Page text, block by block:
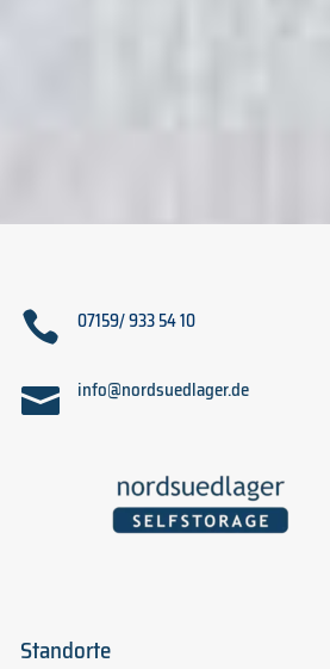
 07159/ 933 54 10
 info@nordsuedlager.de
Standorte